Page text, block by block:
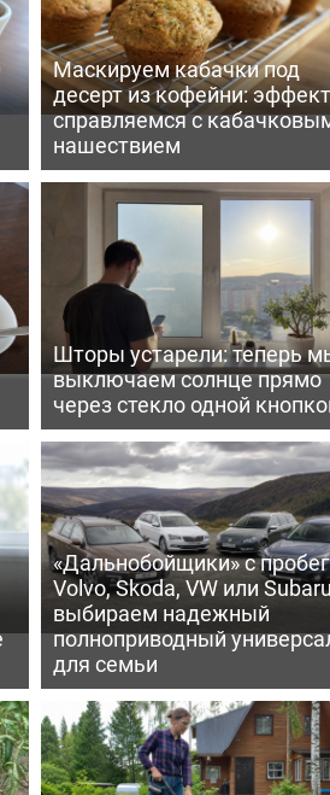
Маскируем кабачки под
десерт из кофейни:
справляемся с
нашествием
Шторы устарели: теперь
выключаем солнце прямо
через стекло одной
«Дальнобойщики» с
Volvo, Skoda, VW или
выбираем надежный
полноприводный
для семьи